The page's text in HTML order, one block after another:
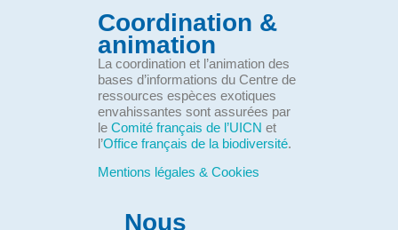
Coordination &
animation
La coordination et l’animation des
bases d’informations du Centre de
ressources espèces exotiques
envahissantes sont assurées par
le Comité français de l’UICN et
l’Office français de la biodiversité.
Mentions légales & Cookies
Nous